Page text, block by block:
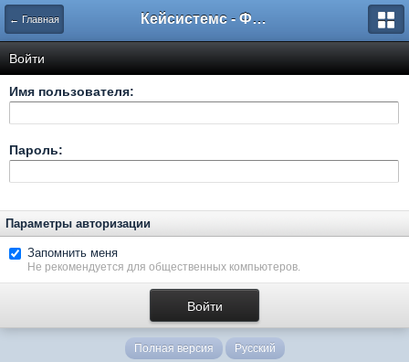
← Главная Кейсистемс - Форумы
Войти
Имя пользователя:
Пароль:
Параметры авторизации
Запомнить меня
Не рекомендуется для общественных компьютеров.
Полная версия Русский